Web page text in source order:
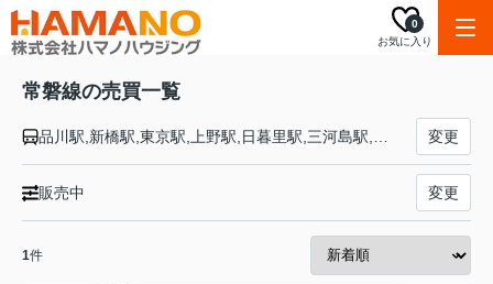
お気に入り
0
常磐線の売買一覧
変更
販売中 変更
1件